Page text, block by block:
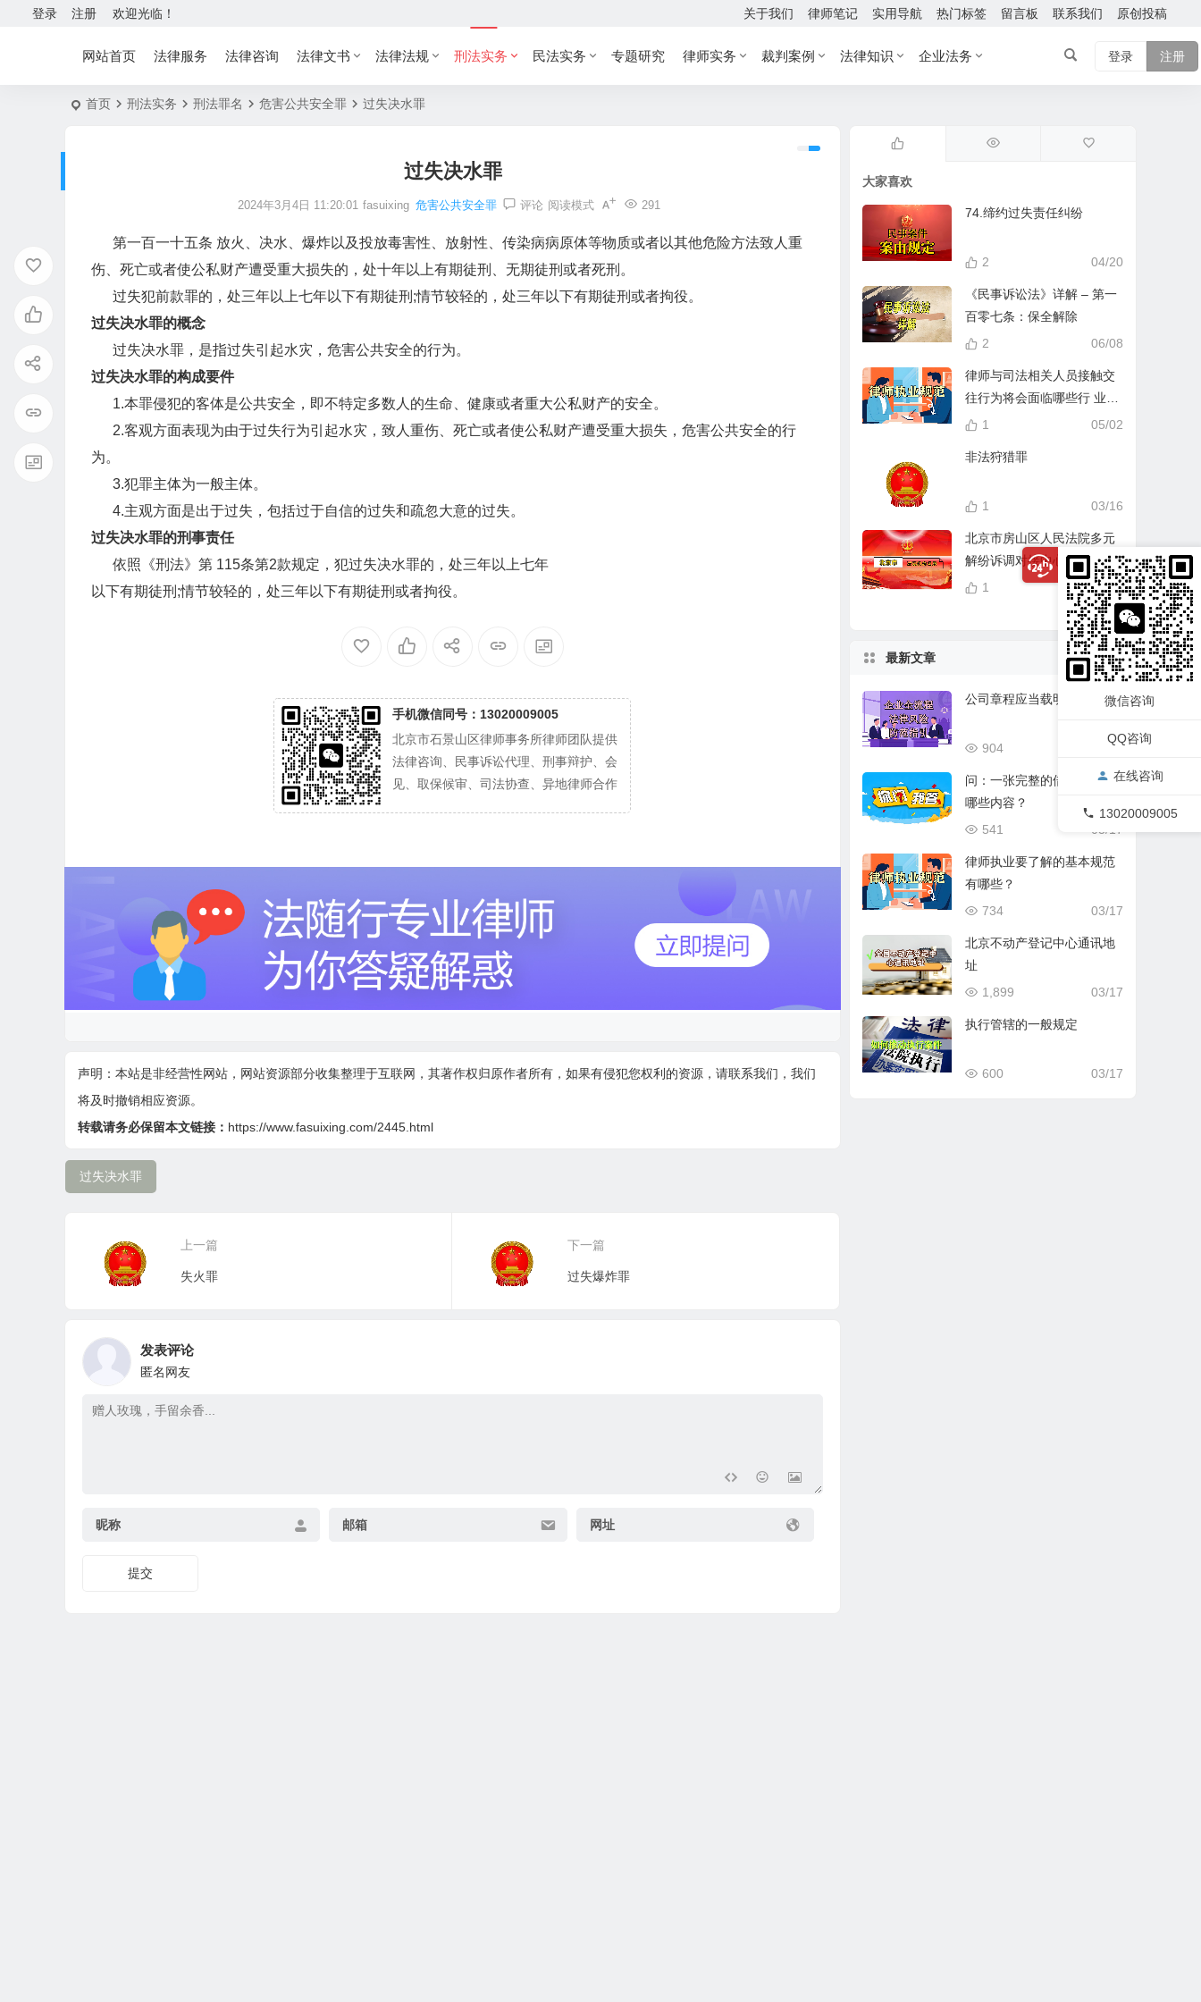
欢迎光临！
登录 注册 关于我们 律师笔记 实用导航 热门标签 留言板 联系我们 原创投稿
网站首页 法律服务 法律咨询 法律文书 法律法规 刑法实务 民法实务 专题研究 律师实务 裁判案例 法律知识 企业法务 登录 注册
首页 刑法实务 刑法罪名 危害公共安全罪 过失决水罪
过失决水罪
2024年3月4日 11:20:01 fasuixing 危害公共安全罪 评论 291
阅读模式
第一百一十五条 放火、决水、爆炸以及投放毒害性、放射性、传染病病原体等物质或者以其他危险方法致人重
伤、死亡或者使公私财产遭受重大损失的，处十年以上有期徒刑、无期徒刑或者死刑。
过失犯前款罪的，处三年以上七年以下有期徒刑;情节较轻的，处三年以下有期徒刑或者拘役。
过失决水罪的概念
过失决水罪，是指过失引起水灾，危害公共安全的行为。
过失决水罪的构成要件
1.本罪侵犯的客体是公共安全，即不特定多数人的生命、健康或者重大公私财产的安全。
2.客观方面表现为由于过失行为引起水灾，致人重伤、死亡或者使公私财产遭受重大损失，危害公共安全的行
为。
3.犯罪主体为一般主体。
4.主观方面是出于过失，包括过于自信的过失和疏忽大意的过失。
过失决水罪的刑事责任
依照《刑法》第 115条第2款规定，犯过失决水罪的，处三年以上七年
以下有期徒刑;情节较轻的，处三年以下有期徒刑或者拘役。
手机微信同号：13020009005
北京市石景山区律师事务所律师团队提供
法律咨询、民事诉讼代理、刑事辩护、会
见、取保候审、司法协查、异地律师合作
声明：本站是非经营性网站，网站资源部分收集整理于互联网，其著作权归原作者所有，如果有侵犯您权利的资源，请联系我们，我们
将及时撤销相应资源。
转载请务必保留本文链接： https://www.fasuixing.com/2445.html
过失决水罪
上一篇
失火罪
下一篇
过失爆炸罪
发表评论
匿名网友
昵称 邮箱 网址
提交
大家喜欢
74.缔约过失责任纠纷
04/20
2
《民事诉讼法》详解 – 第一
百零七条：保全解除
06/08
2
律师与司法相关人员接触交
往行为将会面临哪些行 业处
分？
05/02
1
非法狩猎罪
03/16
1
北京市房山区人民法院多元
解纷诉调对接中心
04/14
1
最新文章
公司章程应当载明的事项
03/17
904
问：一张完整的借条应该有
哪些内容？
03/17
541
律师执业要了解的基本规范
有哪些？
03/17
734
北京不动产登记中心通讯地
址
03/17
1,899
执行管辖的一般规定
03/17
600
微信咨询
QQ咨询
在线咨询
13020009005